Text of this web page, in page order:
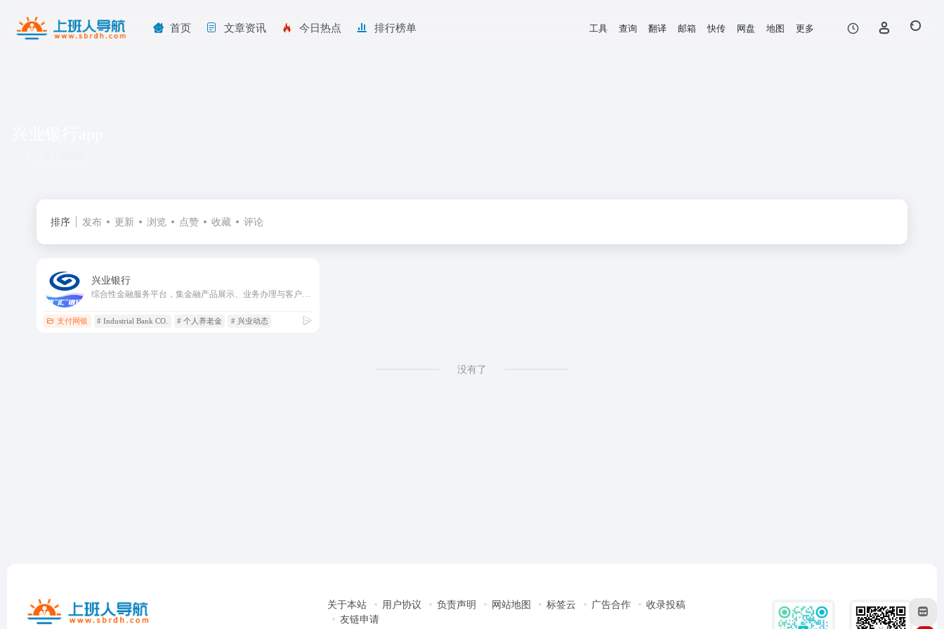
首页 文章资讯 今日热点 排行榜单 工具 查询 翻译 邮箱 快传 网盘 地图 更多
排序 发布 更新 浏览 点赞 收藏 评论
兴业银行
支付网银 # Industrial Bank CO. # 个人养老金 # 兴业动态
没有了
关于本站 用户协议 负责声明 网站地图 标签云 广告合作
收录投稿
友链申请